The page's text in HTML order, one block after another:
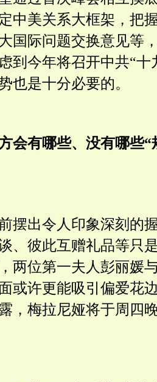
中美关系大框架，把
国际问题交换意见等
到今年将召开中共“十
也是十分必要的。
会有哪些、没有哪些“
摆出令人印象深刻的
、彼此互赠礼品等只
两位第一夫人彭丽媛
或许更能吸引偏爱花
，梅拉尼娅将于周四